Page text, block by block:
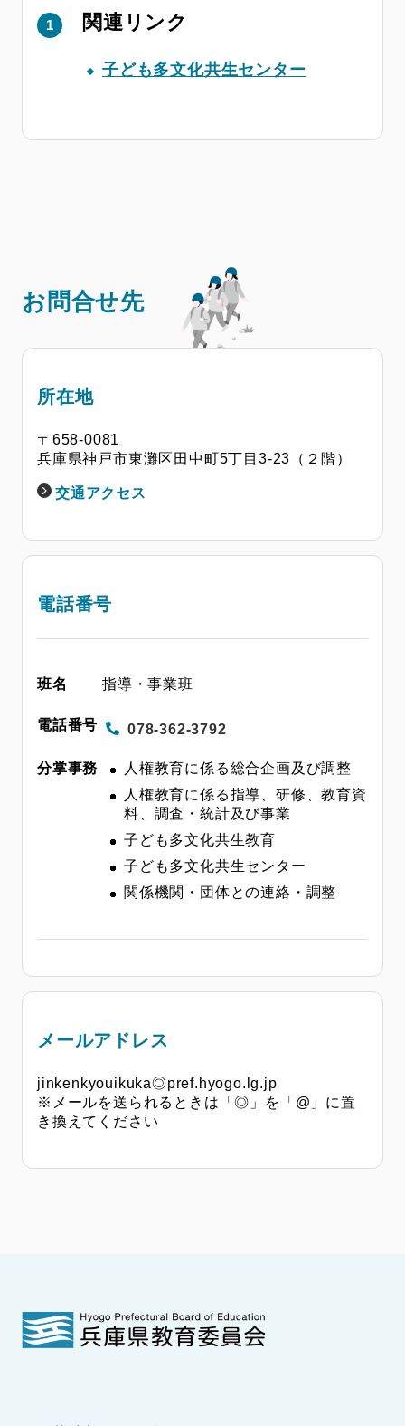
関連リンク
子ども多文化共生センター
お問合せ先
所在地
〒658-0081
兵庫県神戸市東灘区田中町5丁目3-23（２階）
交通アクセス
電話番号
指導・事業班
078-362-3792
人権教育に係る総合企画及び調整
人権教育に係る指導、研修、教育資
料、調査・統計及び事業
子ども多文化共生教育
子ども多文化共生センター
関係機関・団体との連絡・調整
メールアドレス
jinkenkyouikuka◎pref.hyogo.lg.jp
※メールを送られるときは「◎」を「@」に置
き換えてください